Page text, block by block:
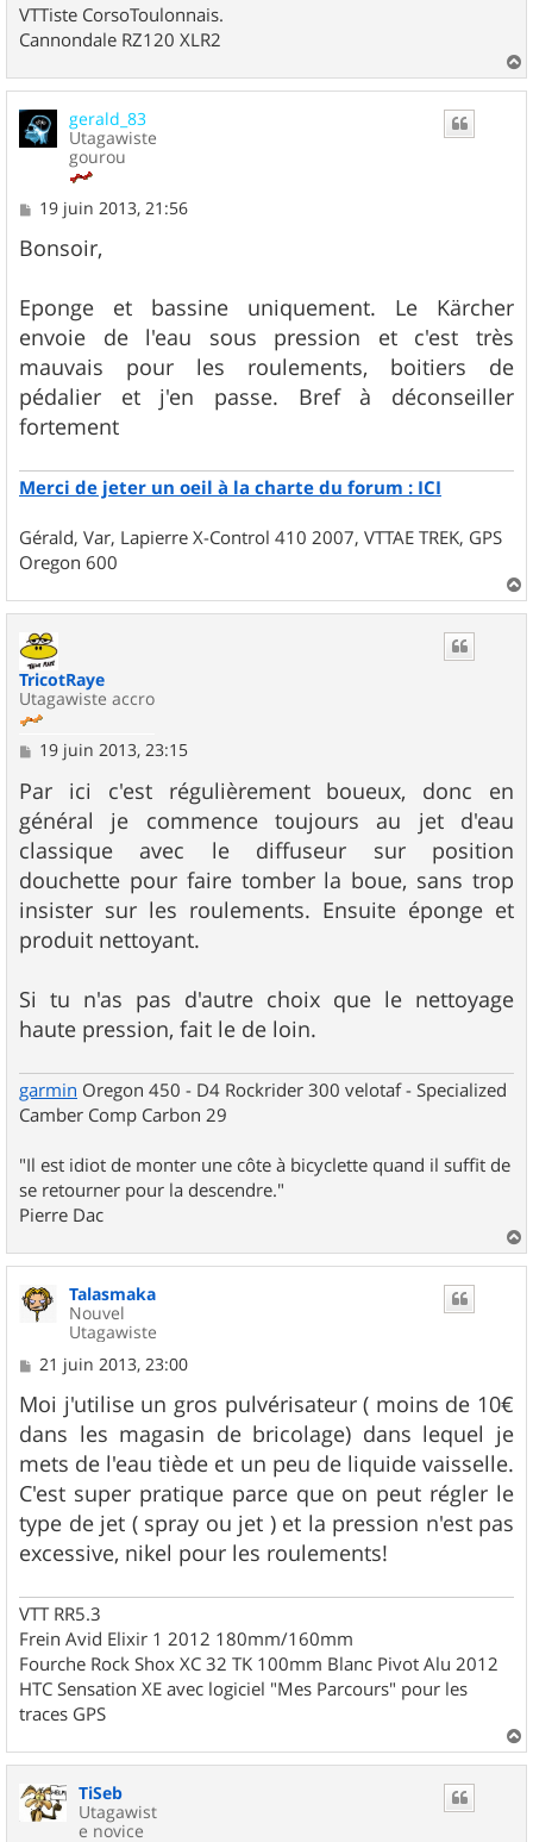
VTTiste CorsoToulonnais.
Cannondale RZ120 XLR2
a
u
gerald_83
Utagawiste
gourou
M
s
s
g
e
19 juin 2013, 21:56
Bonsoir,
Eponge et bassine uniquement. Le Kärcher
envoie de l'eau sous pression et c'est très
mauvais pour les roulements, boitiers de
pédalier et j'en passe. Bref à déconseiller
fortement
Merci de jeter un oeil à la charte du forum : ICI
Gérald, Var, Lapierre X-Control 410 2007, VTTAE TREK, GPS
Oregon 600
a
TricotRaye
Utagawiste accro
M
s
s
a
g
e
19 juin 2013, 23:15
Par ici c'est régulièrement boueux, donc en
général je commence toujours au jet d'eau
classique avec le diffuseur sur position
douchette pour faire tomber la boue, sans trop
insister sur les roulements. Ensuite éponge et
produit nettoyant.
Si tu n'as pas d'autre choix que le nettoyage
haute pression, fait le de loin.
garmin Oregon 450 - D4 Rockrider 300 velotaf - Specialized
Camber Comp Carbon 29
"Il est idiot de monter une côte à bicyclette quand il suffit de
se retourner pour la descendre."
Pierre Dac
a
Talasmaka
Nouvel
Utagawiste
M
s
s
a
g
e
21 juin 2013, 23:00
Moi j'utilise un gros pulvérisateur ( moins de 10€
dans les magasin de bricolage) dans lequel je
mets de l'eau tiède et un peu de liquide vaisselle.
C'est super pratique parce que on peut régler le
type de jet ( spray ou jet ) et la pression n'est pas
excessive, nikel pour les roulements!
VTT RR5.3
Frein Avid Elixir 1 2012 180mm/160mm
Fourche Rock Shox XC 32 TK 100mm Blanc Pivot Alu 2012
HTC Sensation XE avec logiciel "Mes Parcours" pour les
traces GPS
a
TiSeb
Utagawist
e novice